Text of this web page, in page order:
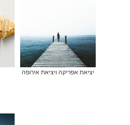
יציאת אפריקה ויציאת אירופה